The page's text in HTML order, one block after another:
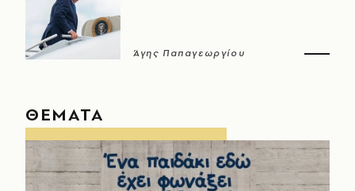
Άγης Παπαγεωργίου
ΘΕΜΑΤΑ